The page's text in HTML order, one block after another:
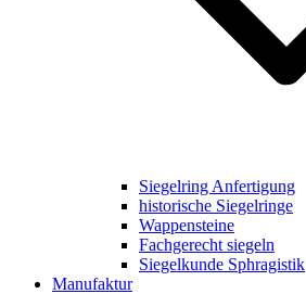
Siegelring Anfertigung
historische Siegelringe
Wappensteine
Fachgerecht siegeln
Siegelkunde Sphragistik
Manufaktur